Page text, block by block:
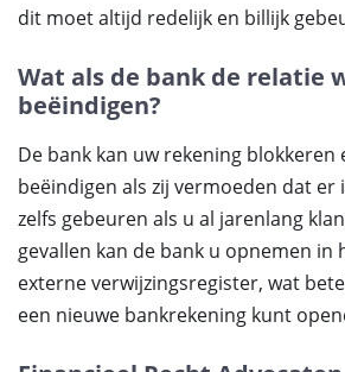
dit moet altijd redelijk en billijk
Wat als de bank de relatie
beëindigen?
De bank kan uw rekening blokkeren
beëindigen als zij vermoeden dat er
zelfs gebeuren als u al jarenlang
gevallen kan de bank u opnemen in
externe verwijzingsregister, wat
een nieuwe bankrekening kunt